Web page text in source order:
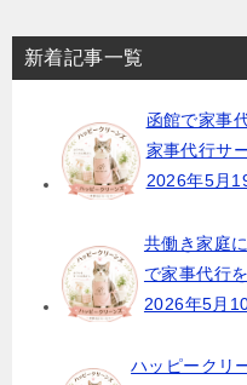
ナ
ビ
新着記事一覧
函館で家事
家事代行サ
2026年5月
共働き家庭
で家事代行
2026年5月
ハッピークリ